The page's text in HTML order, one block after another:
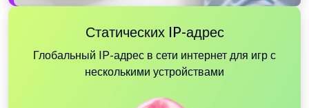
Статических IP-адрес
Глобальный IP-адрес в сети интернет для игр с
несколькими устройствами